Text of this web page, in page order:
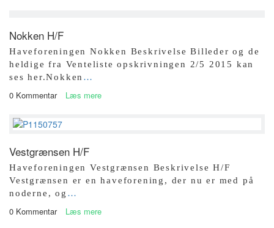
Nokken H/F
Haveforeningen Nokken Beskrivelse Billeder og de
heldige fra Venteliste opskrivningen 2/5 2015 kan
ses her.Nokken …
0 Kommentar Læs mere
Vestgrænsen H/F
Haveforeningen Vestgrænsen Beskrivelse H/F
Vestgrænsen er en haveforening, der nu er med på
noderne, og …
0 Kommentar Læs mere